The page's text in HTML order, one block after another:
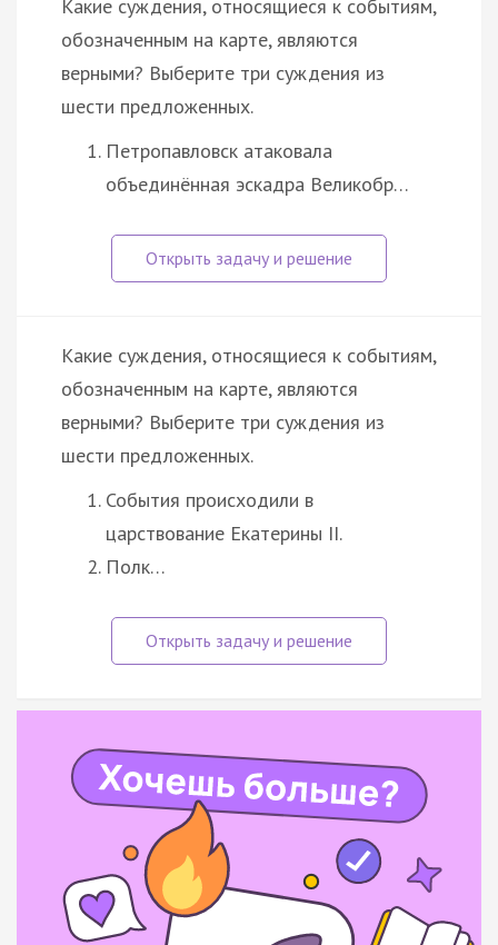
Какие суждения, относящиеся к событиям,
обозначенным на карте, являются
верными? Выберите три суждения из
шести предложенных.
Петропавловск атаковала
объединённая эскадра Великобр…
Какие суждения, относящиеся к событиям,
обозначенным на карте, являются
верными? Выберите три суждения из
шести предложенных.
События происходили в
царствование Екатерины II.
Полк…